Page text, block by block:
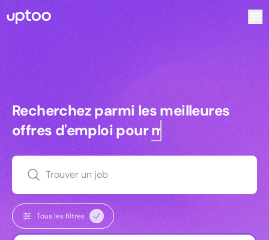
Recherchez parmi les meilleures
Recherchez parmi les meilleures
offres d'emploi pourmanagers
Trouver un job
Tous les filtres